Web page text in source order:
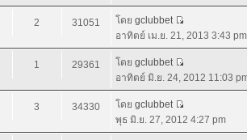
2 31051 โดย gclubbet
อาทิตย์ เม.ย. 21, 2013 3:43 pm
1 29361 โดย gclubbet
อาทิตย์ มิ.ย. 24, 2012 11:03
3 34330 โดย gclubbet
พุธ มิ.ย. 27, 2012 4:27 pm